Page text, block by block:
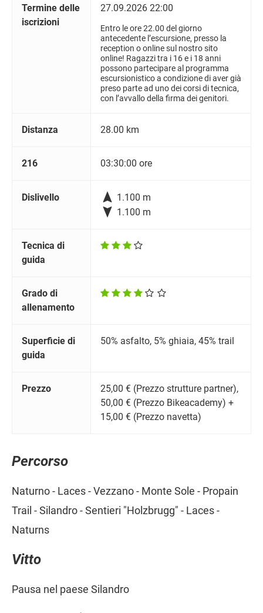
Termine delle
iscrizioni
27.09.2026 22:00
Entro le ore 22.00 del giorno
antecedente l’escursione, presso la
reception o online sul nostro sito
online! Ragazzi tra i 16 e i 18 anni
possono partecipare al programma
escursionistico a condizione di aver già
preso parte ad uno dei corsi di tecnica,
con l’avvallo della firma dei genitori.
Distanza 28.00 km
216 03:30:00 ore
Dislivello  1.100 m
 1.100 m
Tecnica di
guida
Grado di
allenamento
Superficie di
guida
50% asfalto, 5% ghiaia, 45% trail
Prezzo
25,00 € (Prezzo strutture partner),
50,00 € (Prezzo Bikeacademy) +
15,00 € (Prezzo navetta)
Percorso
Naturno - Laces - Vezzano - Monte Sole - Propain
Trail - Silandro - Sentieri "Holzbrugg" - Laces -
Naturns
Vitto
Pausa nel paese Silandro